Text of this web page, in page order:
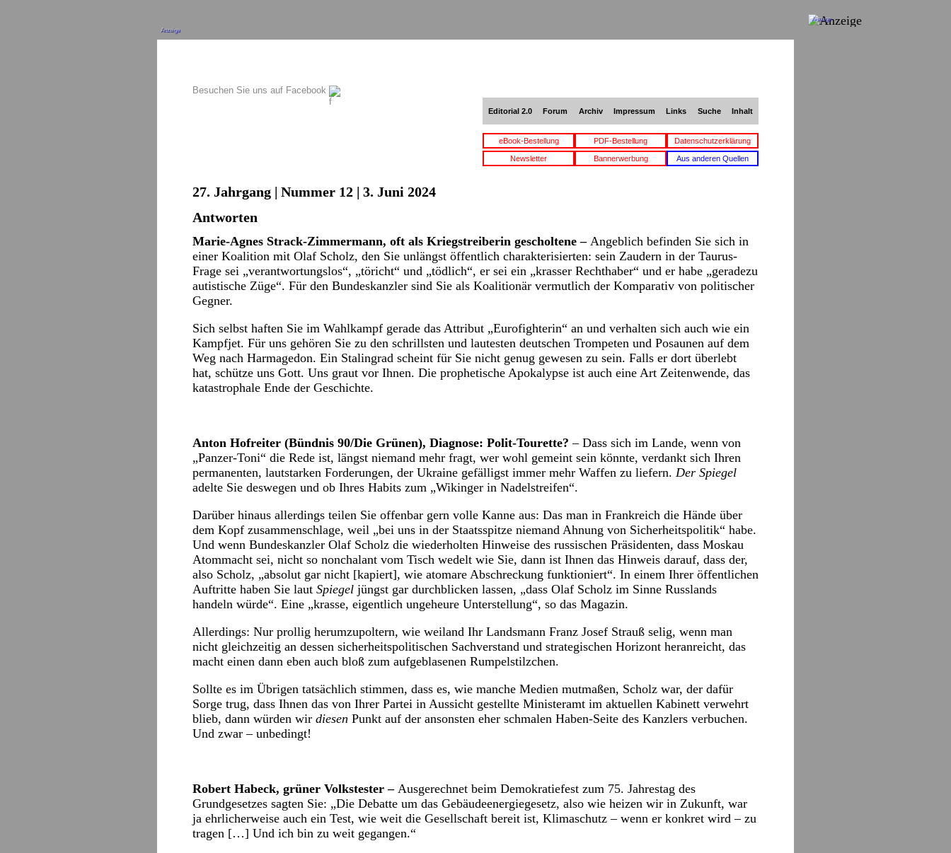
Anzeige
Besuchen Sie uns auf Facebook
Editorial 2.0 Forum Archiv Impressum Links Suche Inhalt
eBook-Bestellung PDF-Bestellung Datenschutzerklärung
Newsletter Bannerwerbung Aus anderen Quellen
27. Jahrgang | Nummer 12 | 3. Juni 2024
Antworten
Marie-Agnes Strack-Zimmermann, oft als Kriegstreiberin gescholtene – Angeblich befinden Sie sich in
einer Koalition mit Olaf Scholz, den Sie unlängst öffentlich charakterisierten: sein Zaudern in der Taurus-
Frage sei „verantwortungslos“, „töricht“ und „tödlich“, er sei ein „krasser Rechthaber“ und er habe „geradezu
autistische Züge“. Für den Bundeskanzler sind Sie als Koalitionär vermutlich der Komparativ von politischer
Gegner.
Sich selbst haften Sie im Wahlkampf gerade das Attribut „Eurofighterin“ an und verhalten sich auch wie ein
Kampfjet. Für uns gehören Sie zu den schrillsten und lautesten deutschen Trompeten und Posaunen auf dem
Weg nach Harmagedon. Ein Stalingrad scheint für Sie nicht genug gewesen zu sein. Falls er dort überlebt
hat, schütze uns Gott. Uns graut vor Ihnen. Die prophetische Apokalypse ist auch eine Art Zeitenwende, das
katastrophale Ende der Geschichte.
Anton Hofreiter (Bündnis 90/Die Grünen), Diagnose: Polit-Tourette? – Dass sich im Lande, wenn von
„Panzer-Toni“ die Rede ist, längst niemand mehr fragt, wer wohl gemeint sein könnte, verdankt sich Ihren
permanenten, lautstarken Forderungen, der Ukraine gefälligst immer mehr Waffen zu liefern. Der Spiegel
adelte Sie deswegen und ob Ihres Habits zum „Wikinger in Nadelstreifen“.
Darüber hinaus allerdings teilen Sie offenbar gern volle Kanne aus: Das man in Frankreich die Hände über
dem Kopf zusammenschlage, weil „bei uns in der Staatsspitze niemand Ahnung von Sicherheitspolitik“ habe.
Und wenn Bundeskanzler Olaf Scholz die wiederholten Hinweise des russischen Präsidenten, dass Moskau
Atommacht sei, nicht so nonchalant vom Tisch wedelt wie Sie, dann ist Ihnen das Hinweis darauf, dass der,
also Scholz, „absolut gar nicht [kapiert], wie atomare Abschreckung funktioniert“. In einem Ihrer öffentlichen
Auftritte haben Sie laut Spiegel jüngst gar durchblicken lassen, „dass Olaf Scholz im Sinne Russlands
handeln würde“. Eine „krasse, eigentlich ungeheure Unterstellung“, so das Magazin.
Allerdings: Nur prollig herumzupoltern, wie weiland Ihr Landsmann Franz Josef Strauß selig, wenn man
nicht gleichzeitig an dessen sicherheitspolitischen Sachverstand und strategischen Horizont heranreicht, das
macht einen dann eben auch bloß zum aufgeblasenen Rumpelstilzchen.
Sollte es im Übrigen tatsächlich stimmen, dass es, wie manche Medien mutmaßen, Scholz war, der dafür
Sorge trug, dass Ihnen das von Ihrer Partei in Aussicht gestellte Ministeramt im aktuellen Kabinett verwehrt
blieb, dann würden wir diesen Punkt auf der ansonsten eher schmalen Haben-Seite des Kanzlers verbuchen.
Und zwar – unbedingt!
Robert Habeck, grüner Volkstester – Ausgerechnet beim Demokratiefest zum 75. Jahrestag des
Grundgesetzes sagten Sie: „Die Debatte um das Gebäudeenergiegesetz, also wie heizen wir in Zukunft, war
ja ehrlicherweise auch ein Test, wie weit die Gesellschaft bereit ist, Klimaschutz – wenn er konkret wird – zu
tragen […] Und ich bin zu weit gegangen.“
Anzeige